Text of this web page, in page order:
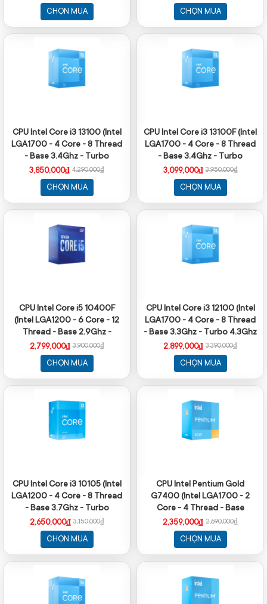
CHỌN MUA CHỌN MUA
CPU Intel Core i3 13100 (Intel
LGA1700 - 4 Core - 8 Thread
- Base 3.4Ghz - Turbo
4.5Ghz - Cache 12MB)
3,850,000₫ 4,290,000₫
CHỌN MUA
CPU Intel Core i3 13100F (Intel
LGA1700 - 4 Core - 8 Thread
- Base 3.4Ghz - Turbo
4.5Ghz - Cache 12MB - No
iGPU)
3,099,000₫ 3,950,000₫
CHỌN MUA
CPU Intel Core i5 10400F
(Intel LGA1200 - 6 Core - 12
Thread - Base 2.9Ghz -
Turbo 4.3Ghz - Cache 12MB -
No iGPU)
2,799,000₫ 3,900,000₫
CHỌN MUA
CPU Intel Core i3 12100 (Intel
LGA1700 - 4 Core - 8 Thread
- Base 3.3Ghz - Turbo 4.3Ghz
- Cache 12MB)
2,899,000₫ 3,390,000₫
CHỌN MUA
CPU Intel Core i3 10105 (Intel
LGA1200 - 4 Core - 8 Thread
- Base 3.7Ghz - Turbo
4.4Ghz - Cache 6MB)
2,650,000₫ 3,150,000₫
CHỌN MUA
CPU Intel Pentium Gold
G7400 (Intel LGA1700 - 2
Core - 4 Thread - Base
3.7Ghz - Cache 6MB)
2,359,000₫ 2,690,000₫
CHỌN MUA